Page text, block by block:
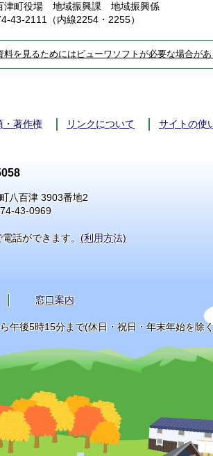
津町役場 地域振興課 地域振興係
43-2111（内線2254・2255）
料を見るためにはビューワソフトが必要な場合が
・著作権 リンクについて サイトの使
八百津 3903番地2
43-0969
話ができます。 (利用方法)
窓口案内
午後5時15分まで(休日・祝日・年末年始を除